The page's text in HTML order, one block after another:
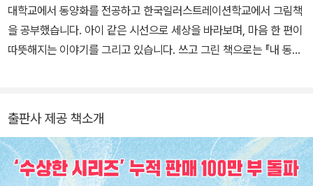
대학교에서 동양화를 전공하고 한국일러스트레이션학교에서 그림책
을 공부했습니다. 아이 같은 시선으로 세상을 바라보며, 마음 한 편이
따뜻해지는 이야기를 그리고 있습니다. 쓰고 그린 책으로는 『내 동생
출판사 제공 책소개